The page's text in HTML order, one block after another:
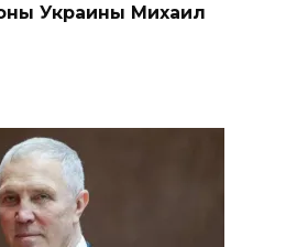
Украины Михаил